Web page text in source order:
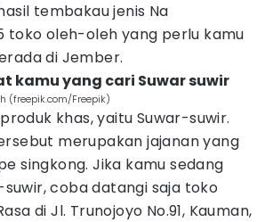
tembakau jenis Na
toko oleh-oleh yang perlu kamu
di Jember.
kamu yang cari Suwar suwir
(freepik.com/Freepik)
khas, yaitu Suwar-suwir.
merupakan jajanan yang
singkong. Jika kamu sedang
coba datangi saja toko
di Jl. Trunojoyo No.91, Kauman,